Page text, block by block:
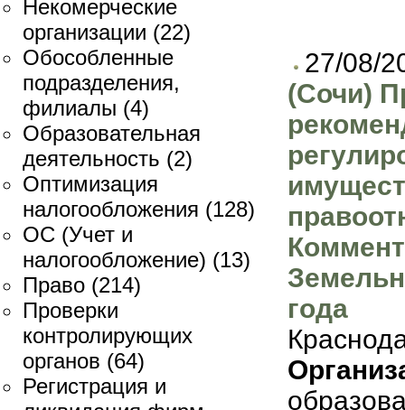
Некомерческие
организации (22)
Обособленные
подразделения,
филиалы (4)
Образовательная
деятельность (2)
Оптимизация
налогообложения (128)
ОС (Учет и
налогообложение) (13)
Право (214)
Проверки
контролирующих
органов (64)
Регистрация и
27/08/
(Сочи)
года